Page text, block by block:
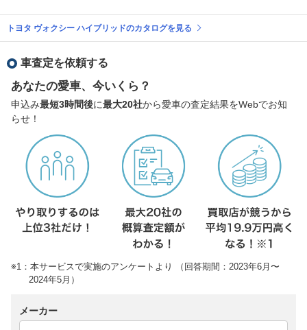
トヨタ ヴォクシー ハイブリッドのカタログを見る
車査定を依頼する
あなたの愛車、今いくら？
申込み最短3時間後に最大20社から愛車の査定結果をWebでお知
らせ！
※1：本サービスで実施のアンケートより （回答期間：2023年6月〜
2024年5月）
メーカー